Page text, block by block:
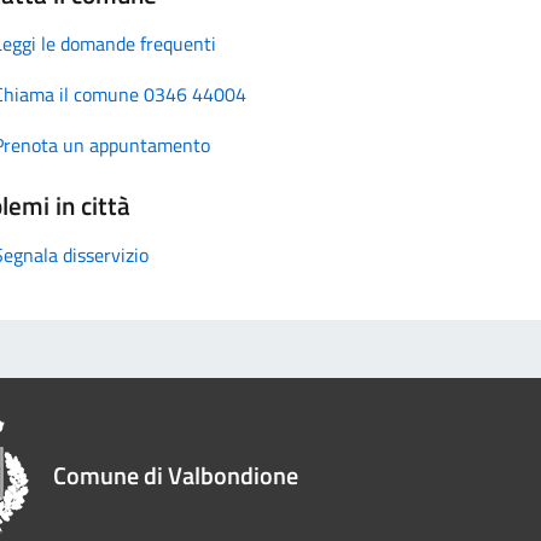
le domande frequenti
il comune 0346 44004
un appuntamento
in città
disservizio
Comune di Valbondione